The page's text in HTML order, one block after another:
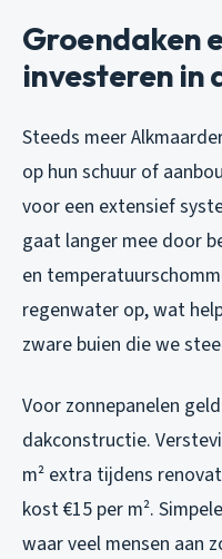
Groendaken
investeren in
Steeds meer
op hun schuur of
voor een extensief
gaat langer mee door
en
regenwater op, wat
zware buien die we
Voor zonnepanelen
dakconstructie.
m² extra tijdens
kost €15 per m².
waar veel mensen aan